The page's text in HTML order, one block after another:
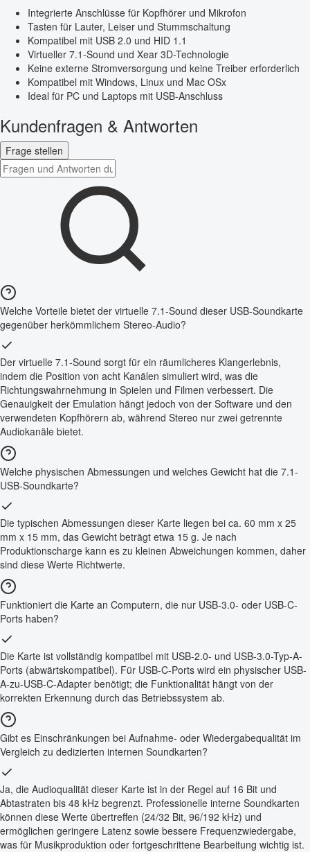
Integrierte Anschlüsse für Kopfhörer und Mikrofon
Tasten für Lauter, Leiser und Stummschaltung
Kompatibel mit USB 2.0 und HID 1.1
Virtueller 7.1-Sound und Xear 3D-Technologie
Keine externe Stromversorgung und keine Treiber erforderlich
Kompatibel mit Windows, Linux und Mac OSx
Ideal für PC und Laptops mit USB-Anschluss
Kundenfragen & Antworten
Frage stellen
Welche Vorteile bietet der virtuelle 7.1-Sound dieser USB-Soundkarte
gegenüber herkömmlichem Stereo-Audio?
Der virtuelle 7.1-Sound sorgt für ein räumlicheres Klangerlebnis,
indem die Position von acht Kanälen simuliert wird, was die
Richtungswahrnehmung in Spielen und Filmen verbessert. Die
Genauigkeit der Emulation hängt jedoch von der Software und den
verwendeten Kopfhörern ab, während Stereo nur zwei getrennte
Audiokanäle bietet.
Welche physischen Abmessungen und welches Gewicht hat die 7.1-
USB-Soundkarte?
Die typischen Abmessungen dieser Karte liegen bei ca. 60 mm x 25
mm x 15 mm, das Gewicht beträgt etwa 15 g. Je nach
Produktionscharge kann es zu kleinen Abweichungen kommen, daher
sind diese Werte Richtwerte.
Funktioniert die Karte an Computern, die nur USB-3.0- oder USB-C-
Ports haben?
Die Karte ist vollständig kompatibel mit USB-2.0- und USB-3.0-Typ-A-
Ports (abwärtskompatibel). Für USB-C-Ports wird ein physischer USB-
A-zu-USB-C-Adapter benötigt; die Funktionalität hängt von der
korrekten Erkennung durch das Betriebssystem ab.
Gibt es Einschränkungen bei Aufnahme- oder Wiedergabequalität im
Vergleich zu dedizierten internen Soundkarten?
Ja, die Audioqualität dieser Karte ist in der Regel auf 16 Bit und
Abtastraten bis 48 kHz begrenzt. Professionelle interne Soundkarten
können diese Werte übertreffen (24/32 Bit, 96/192 kHz) und
ermöglichen geringere Latenz sowie bessere Frequenzwiedergabe,
was für Musikproduktion oder fortgeschrittene Bearbeitung wichtig ist.